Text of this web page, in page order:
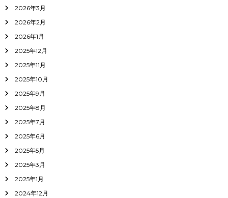
2026年3月
2026年2月
2026年1月
2025年12月
2025年11月
2025年10月
2025年9月
2025年8月
2025年7月
2025年6月
2025年5月
2025年3月
2025年1月
2024年12月